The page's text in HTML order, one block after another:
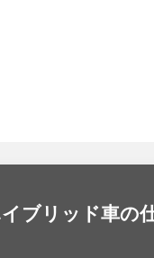
ブリッド車の